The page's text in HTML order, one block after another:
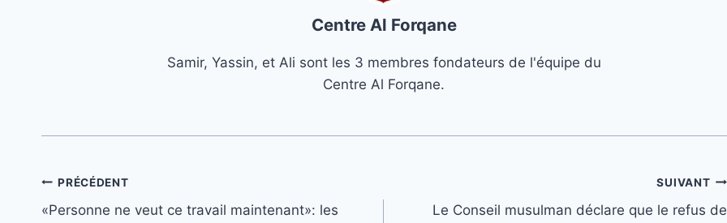
Centre Al Forqane
Samir, Yassin, et Ali sont les 3 membres fondateurs de l'équipe du
Centre Al Forqane.
Navigation
PRÉCÉDENT
«Personne ne veut ce travail maintenant»: les
SUIVANT
Le Conseil musulman déclare que le refus de